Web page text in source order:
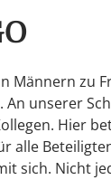
Männern zu
unserer
Hier
alle
sich. Nicht